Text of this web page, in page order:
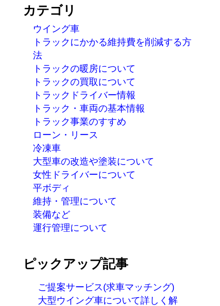
カテゴリ
ウイング車
トラックにかかる維持費を削減する方
法
トラックの暖房について
トラックの買取について
トラックドライバー情報
トラック・車両の基本情報
トラック事業のすすめ
ローン・リース
冷凍車
大型車の改造や塗装について
女性ドライバーについて
平ボディ
維持・管理について
装備など
運行管理について
ピックアップ記事
ご提案サービス(求車マッチング)
大型ウイング車について詳しく解